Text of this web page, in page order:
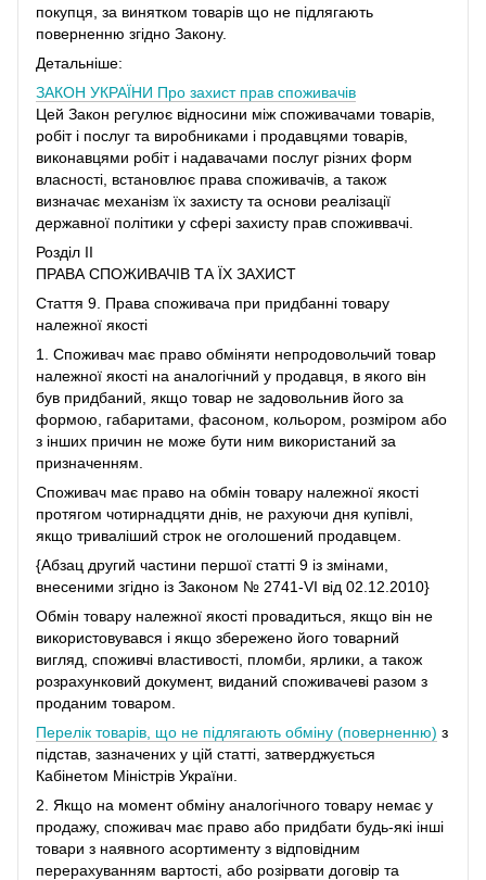
покупця, за винятком товарів що не підлягають
поверненню згідно Закону.
Детальніше:
ЗАКОН УКРАЇНИ Про захист прав споживачів
Цей Закон регулює відносини між споживачами товарів,
робіт і послуг та виробниками і продавцями товарів,
виконавцями робіт і надавачами послуг різних форм
власності, встановлює права споживачів, а також
визначає механізм їх захисту та основи реалізації
державної політики у сфері захисту прав споживвачі.
Розділ II
ПРАВА СПОЖИВАЧІВ ТА ЇХ ЗАХИСТ
Стаття 9. Права споживача при придбанні товару
належної якості
1. Споживач має право обміняти непродовольчий товар
належної якості на аналогічний у продавця, в якого він
був придбаний, якщо товар не задовольнив його за
формою, габаритами, фасоном, кольором, розміром або
з інших причин не може бути ним використаний за
призначенням.
Споживач має право на обмін товару належної якості
протягом чотирнадцяти днів, не рахуючи дня купівлі,
якщо триваліший строк не оголошений продавцем.
{Абзац другий частини першої статті 9 із змінами,
внесеними згідно із Законом № 2741-VI від 02.12.2010}
Обмін товару належної якості провадиться, якщо він не
використовувався і якщо збережено його товарний
вигляд, споживчі властивості, пломби, ярлики, а також
розрахунковий документ, виданий споживачеві разом з
проданим товаром.
Перелік товарів, що не підлягають обміну (поверненню) з
підстав, зазначених у цій статті, затверджується
Кабінетом Міністрів України.
2. Якщо на момент обміну аналогічного товару немає у
продажу, споживач має право або придбати будь-які інші
товари з наявного асортименту з відповідним
перерахуванням вартості, або розірвати договір та